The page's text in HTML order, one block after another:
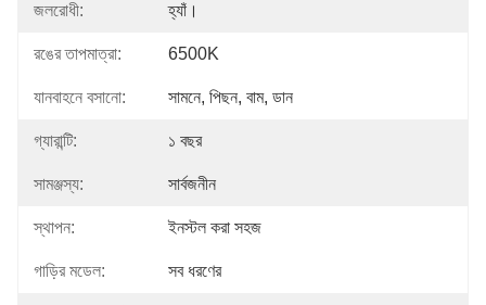
জলরোধী: হ্যাঁ।
রঙের তাপমাত্রা: 6500K
যানবাহনে বসানো: সামনে, পিছন, বাম, ডান
গ্যারান্টি: ১ বছর
সামঞ্জস্য: সার্বজনীন
স্থাপন: ইনস্টল করা সহজ
গাড়ির মডেল: সব ধরণের